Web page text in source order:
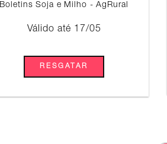
Boletins Soja e Milho - AgRural
Válido até 17/05
RESGATAR